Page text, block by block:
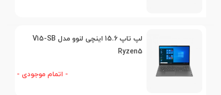
لپ تاپ 15.6 اینچی لنوو مدل V15-SB
Ryzen5
- اتمام موجودی -